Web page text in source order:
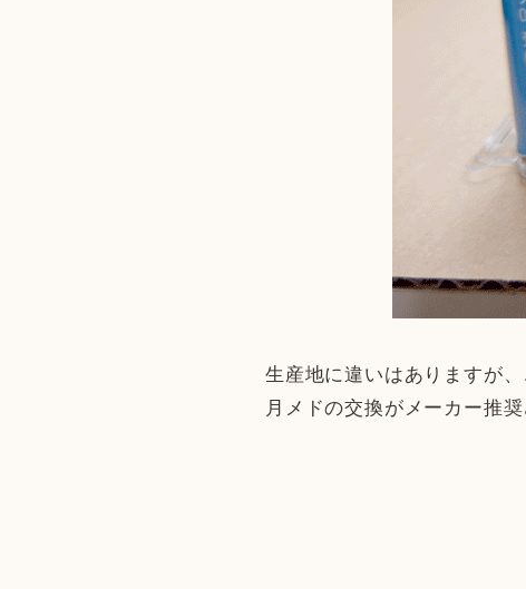
生産地に違いはありますが
月メドの交換がメーカー推